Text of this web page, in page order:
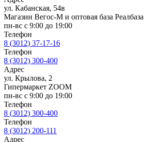
ул. Кабанская, 54в
Магазин Вегос-М и оптовая база Реалбаза
пн-вс с 9:00 до 19:00
Телефон
8 (3012) 37-17-16
Телефон
8 (3012) 300-400
Адрес
ул. Крылова, 2
Гипермаркет ZOOM
пн-вс с 9:00 до 19:00
Телефон
8 (3012) 300-400
Телефон
8 (3012) 200-111
Адрес